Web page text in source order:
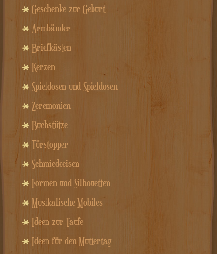
Geschenke zur Geburt
Armbänder
Briefkästen
Kerzen
Spieldosen und Spieldosen
Zeremonien
Buchstütze
Türstopper
Schmiedeeisen
Formen und Silhouetten
Musikalische Mobiles
Ideen zur Taufe
Ideen für den Muttertag